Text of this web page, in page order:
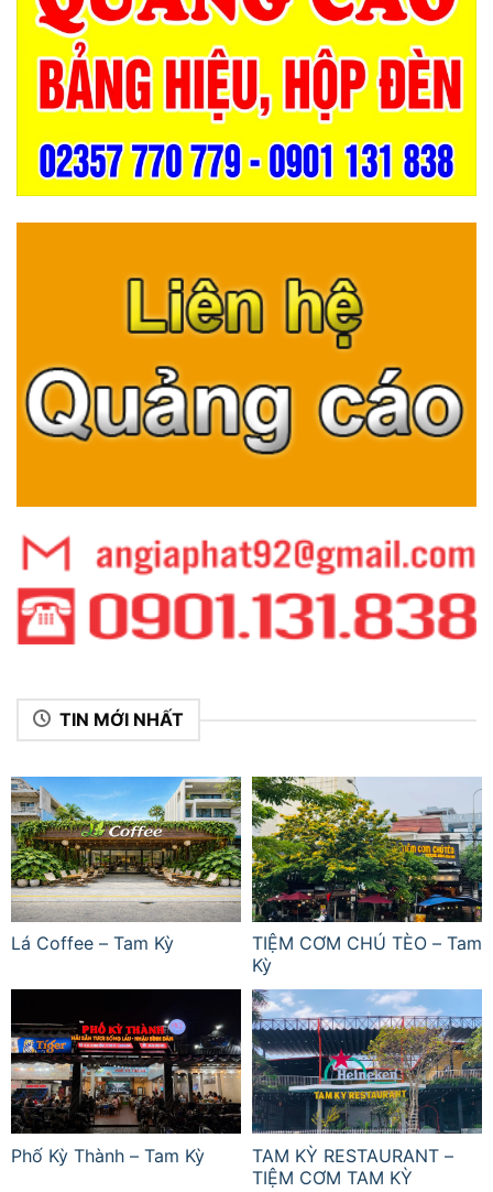
TIN MỚI NHẤT
Lá Coffee – Tam Kỳ
TIỆM CƠM CHÚ TÈO – Tam
Kỳ
Phố Kỳ Thành – Tam Kỳ
TAM KỲ RESTAURANT –
TIỆM CƠM TAM KỲ